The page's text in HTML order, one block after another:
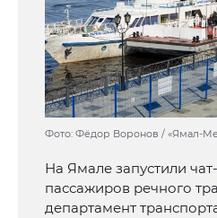
Фото: Фёдор Воронов / «Ямал-
На Ямале запустили
пассажиров речного
департамент